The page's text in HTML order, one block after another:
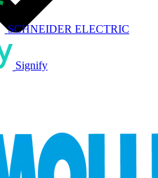
SCHNEIDER ELECTRIC
Signify